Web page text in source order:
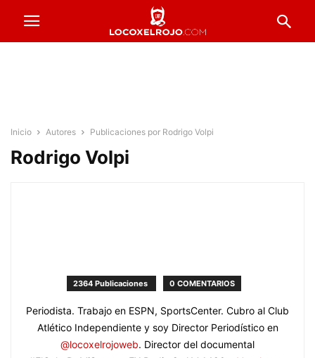
Inicio Autores Publicaciones por Rodrigo Volpi
Rodrigo Volpi
2364 Publicaciones 0 COMENTARIOS
Periodista. Trabajo en ESPN, SportsCenter. Cubro al Club
Atlético Independiente y soy Director Periodístico en
@locoxelrojoweb. Director del documental